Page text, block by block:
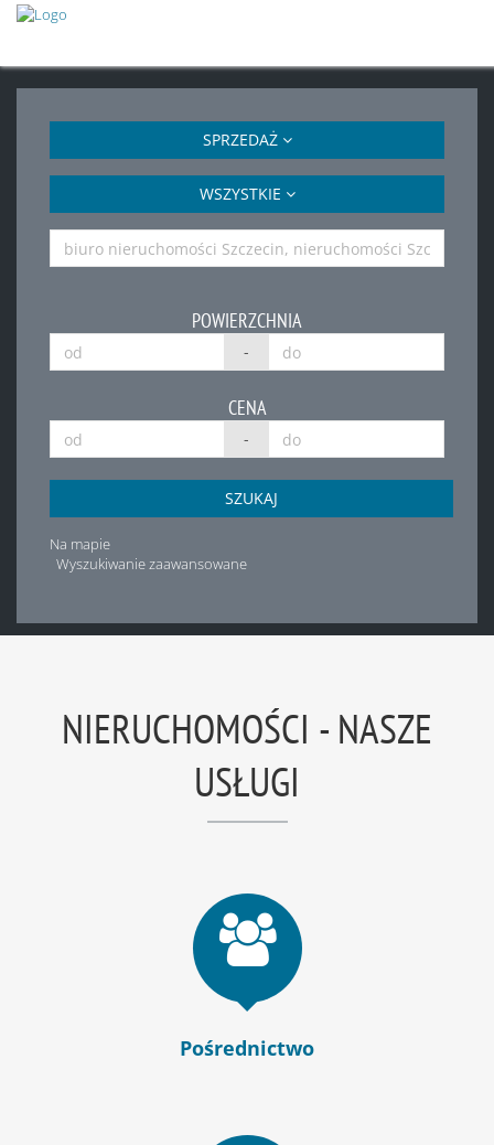
SPRZEDAŻ
WSZYSTKIE
POWIERZCHNIA
-
CENA
-
SZUKAJ
Na mapie
Wyszukiwanie zaawansowane
NIERUCHOMOŚCI - NASZE
USŁUGI
Pośrednictwo